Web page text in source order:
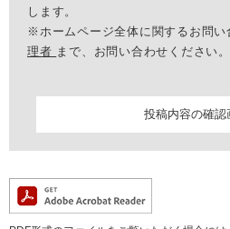
します。
※ホームページ全体に関するお問い
理者 まで、お問い合わせください。